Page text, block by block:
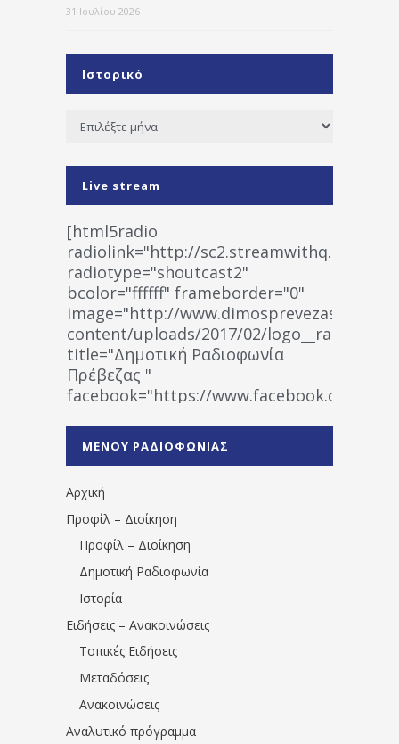
31 Ιουλίου 2026
Ιστορικό
Ιστορικό
Live stream
[html5radio
radiolink="http://
radiotype="shoutcast2"
bcolor="ffffff" frameborder="0"
image="http://www.dimosprevezas.gr/wp-
content/uploads/2017/02/
title="Δημοτική Ραδιοφωνία
Πρέβεζας "
facebook="https://www.facebook.com/
1531194763766854/" artist="" ]
ΜΕΝΟΥ ΡΑΔΙΟΦΩΝΙΑΣ
Αρχική
Προφίλ – Διοίκηση
Προφίλ – Διοίκηση
Δημοτική Ραδιοφωνία
Ιστορία
Ειδήσεις – Ανακοινώσεις
Τοπικές Ειδήσεις
Μεταδόσεις
Ανακοινώσεις
Αναλυτικό πρόγραμμα